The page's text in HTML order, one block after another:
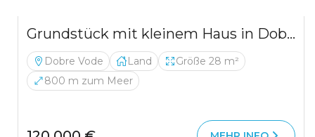
Grundstück mit kleinem Haus in Dobre Vode
Dobre Vode Land
Größe 28 m²
800 m zum Meer